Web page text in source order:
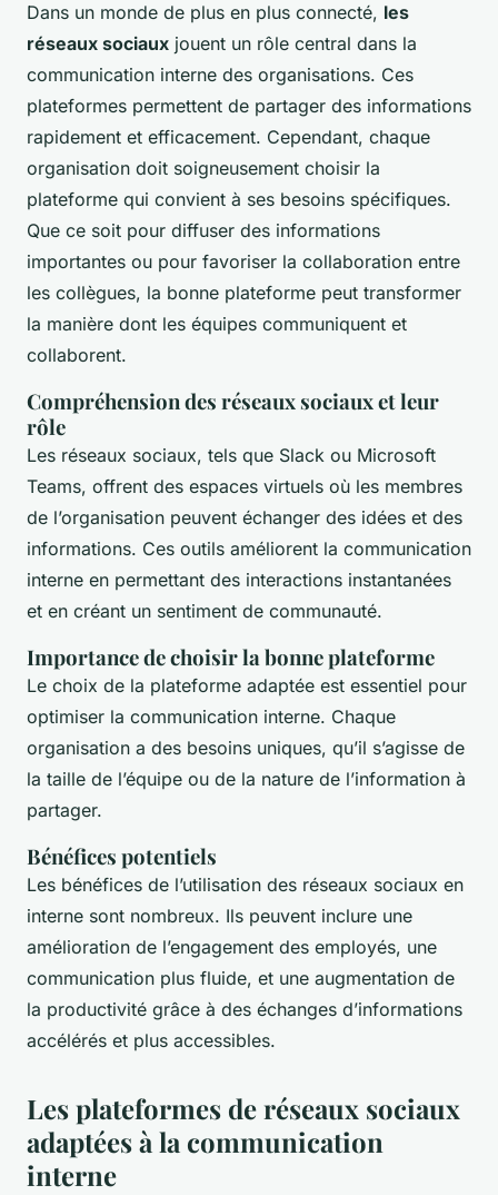
Dans un monde de plus en plus connecté, les
réseaux sociaux jouent un rôle central dans la
communication interne des organisations. Ces
plateformes permettent de partager des informations
rapidement et efficacement. Cependant, chaque
organisation doit soigneusement choisir la
plateforme qui convient à ses besoins spécifiques.
Que ce soit pour diffuser des informations
importantes ou pour favoriser la collaboration entre
les collègues, la bonne plateforme peut transformer
la manière dont les équipes communiquent et
collaborent.
Compréhension des réseaux sociaux et leur
rôle
Les réseaux sociaux, tels que Slack ou Microsoft
Teams, offrent des espaces virtuels où les membres
de l’organisation peuvent échanger des idées et des
informations. Ces outils améliorent la communication
interne en permettant des interactions instantanées
et en créant un sentiment de communauté.
Importance de choisir la bonne plateforme
Le choix de la plateforme adaptée est essentiel pour
optimiser la communication interne. Chaque
organisation a des besoins uniques, qu’il s’agisse de
la taille de l’équipe ou de la nature de l’information à
partager.
Bénéfices potentiels
Les bénéfices de l’utilisation des réseaux sociaux en
interne sont nombreux. Ils peuvent inclure une
amélioration de l’engagement des employés, une
communication plus fluide, et une augmentation de
la productivité grâce à des échanges d’informations
accélérés et plus accessibles.
Les plateformes de réseaux sociaux
adaptées à la communication
interne